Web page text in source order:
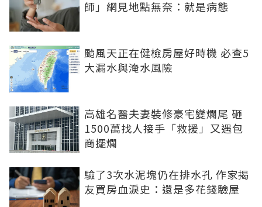
師」網見地點無奈：就是病態
颱風天正在健檢房屋好時機 必查5
大漏水與淹水風險
高雄名醫夫妻裝修豪宅變爛尾 砸
1500萬找人接手「救援」又遇包
商擺爛
驗了3次水泥塊仍在排水孔 作家揭
友買房血淚史：還是多花錢驗屋